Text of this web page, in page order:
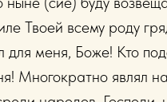
Твоей всему роду
для меня, Боже! Кто
Многократно являл